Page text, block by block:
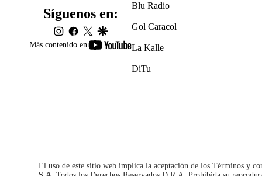
Más contenido en
youtube-
Síguenos en:
instagram
facebook
twittergoogle
Blu Radio
Gol Caracol
La Kalle
DiTu
El uso de este sitio web implica la aceptación de los Términos y